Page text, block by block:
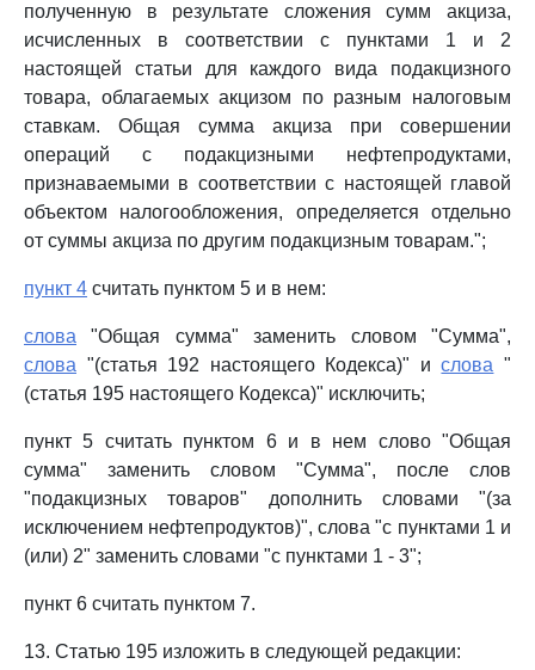
полученную в результате сложения сумм акциза,
исчисленных в соответствии с пунктами 1 и 2
настоящей статьи для каждого вида подакцизного
товара, облагаемых акцизом по разным налоговым
ставкам. Общая сумма акциза при совершении
операций с подакцизными нефтепродуктами,
признаваемыми в соответствии с настоящей главой
объектом налогообложения, определяется отдельно
от суммы акциза по другим подакцизным товарам.";
пункт 4 считать пунктом 5 и в нем:
слова "Общая сумма" заменить словом "Сумма",
слова "(статья 192 настоящего Кодекса)" ислова "
(статья 195 настоящего Кодекса)" исключить;
пункт 5 считать пунктом 6 и в нем слово "Общая
сумма" заменить словом "Сумма", после слов
"подакцизных товаров" дополнить словами "(за
исключением нефтепродуктов)", слова "с пунктами 1 и
(или) 2" заменить словами "с пунктами 1 - 3";
пункт 6 считать пунктом 7.
13. Статью 195 изложить в следующей редакции: